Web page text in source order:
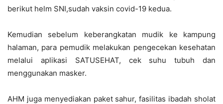
berikut helm SNI,sudah vaksin covid-19 kedua.
Kemudian sebelum keberangkatan mudik ke kampung
halaman, para pemudik melakukan pengecekan kesehatan
melalui aplikasi SATUSEHAT, cek suhu tubuh dan
menggunakan masker.
AHM juga menyediakan paket sahur, fasilitas ibadah sholat